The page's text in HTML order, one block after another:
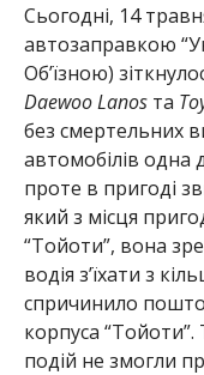
Сьогодні, 14
автозаправкою
Об’їзною)
Daewoo Lanosта
без смертельних
автомобілів одна
проте в пригоді
який з місця
“Тойоти”, вона
водія з’їхати з
спричинило
корпуса “Тойоти”.
подій не змогли